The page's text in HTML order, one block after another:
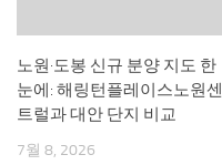
노원·도봉 신규 분양 지도 한
눈에: 해링턴플레이스노원센
트럴과 대안 단지 비교
7월 8, 2026